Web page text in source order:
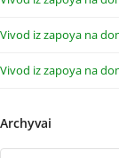
Vivod iz zapoya na
Vivod iz zapoya na
Archyvai